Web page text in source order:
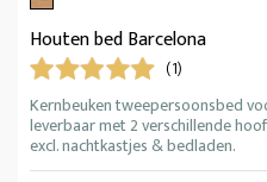
Houten bed Barcelona
(1)
Kernbeuken tweepersoonsbed
leverbaar met 2 verschillende
excl. nachtkastjes & bedladen.